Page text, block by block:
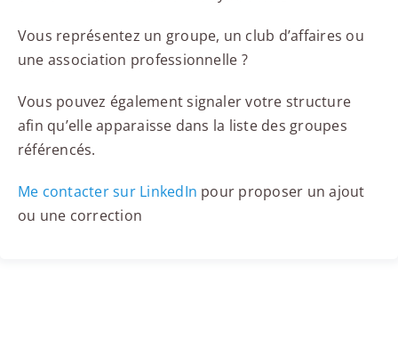
Vous représentez un groupe, un club d’affaires ou
une association professionnelle ?
Vous pouvez également signaler votre structure
afin qu’elle apparaisse dans la liste des groupes
référencés.
Me contacter sur LinkedIn pour proposer un ajout
ou une correction